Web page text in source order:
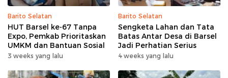
Barito Selatan
HUT Barsel ke-67 Tanpa
Expo, Pemkab Prioritaskan
UMKM dan Bantuan Sosial
3 weeks yang lalu
Barito Selatan
Sengketa Lahan dan Tata
Batas Antar Desa di Barsel
Jadi Perhatian Serius
4 weeks yang lalu